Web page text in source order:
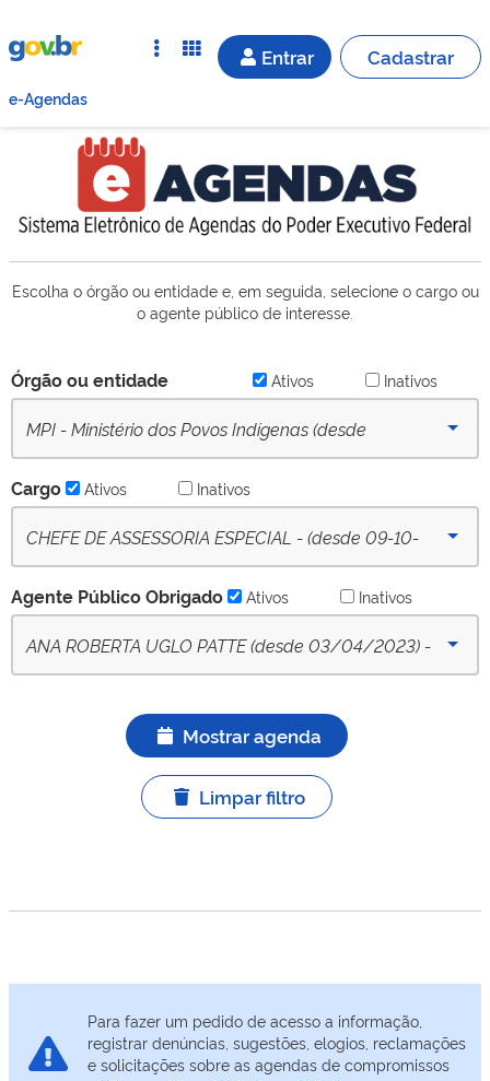
Entrar Cadastrar
e-Agendas
Escolha o órgão ou entidade e, em seguida, selecione o cargo ou
o agente público de interesse.
Órgão ou entidade Ativos Inativos
MPI - Ministério dos Povos Indígenas (desde
Cargo Ativos Inativos
CHEFE DE ASSESSORIA ESPECIAL - (desde 09-10-
Agente Público Obrigado Ativos Inativos
ANA ROBERTA UGLO PATTE (desde 03/04/2023) -
Mostrar agenda
Limpar filtro
Para fazer um pedido de acesso a informação,
registrar denúncias, sugestões, elogios, reclamações
e solicitações sobre as agendas de compromissos